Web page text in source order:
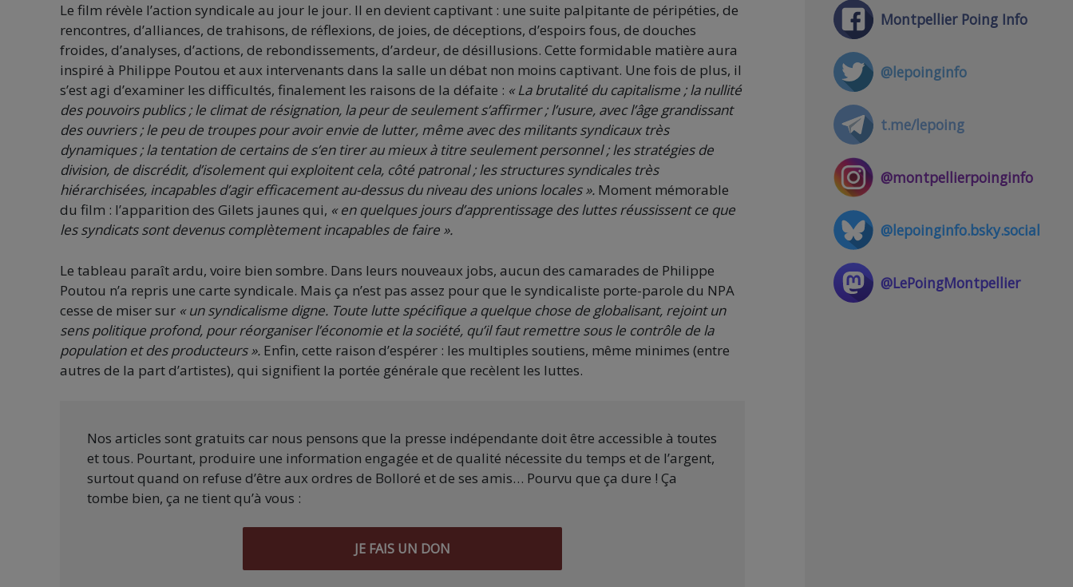
Le film révèle l’action syndicale au jour le jour. Il en devient captivant : une suite palpitante de péripéties, de
rencontres, d’alliances, de trahisons, de réflexions, de joies, de déceptions, d’espoirs fous, de douches
froides, d’analyses, d’actions, de rebondissements, d’ardeur, de désillusions. Cette formidable matière aura
inspiré à Philippe Poutou et aux intervenants dans la salle un débat non moins captivant. Une fois de plus, il
s’est agi d’examiner les difficultés, finalement les raisons de la défaite : « La brutalité du capitalisme ; la nullité
des pouvoirs publics ; le climat de résignation, la peur de seulement s’affirmer ; l’usure, avec l’âge grandissant
des ouvriers ; le peu de troupes pour avoir envie de lutter, même avec des militants syndicaux très
dynamiques ; la tentation de certains de s’en tirer au mieux à titre seulement personnel ; les stratégies de
division, de discrédit, d’isolement qui exploitent cela, côté patronal ; les structures syndicales très
hiérarchisées, incapables d’agir efficacement au-dessus du niveau des unions locales ». Moment mémorable
du film : l’apparition des Gilets jaunes qui, « en quelques jours d’apprentissage des luttes réussissent ce que
les syndicats sont devenus complètement incapables de faire ».
Le tableau paraît ardu, voire bien sombre. Dans leurs nouveaux jobs, aucun des camarades de Philippe
Poutou n’a repris une carte syndicale. Mais ça n’est pas assez pour que le syndicaliste porte-parole du NPA
cesse de miser sur « un syndicalisme digne. Toute lutte spécifique a quelque chose de globalisant, rejoint un
sens politique profond, pour réorganiser l’économie et la société, qu’il faut remettre sous le contrôle de la
population et des producteurs ». Enfin, cette raison d’espérer : les multiples soutiens, même minimes (entre
autres de la part d’artistes), qui signifient la portée générale que recèlent les luttes.
Nos articles sont gratuits car nous pensons que la presse indépendante doit être accessible à toutes
et tous. Pourtant, produire une information engagée et de qualité nécessite du temps et de l’argent,
surtout quand on refuse d’être aux ordres de Bolloré et de ses amis… Pourvu que ça dure ! Ça
tombe bien, ça ne tient qu’à vous :
JE FAIS UN DON
Montpellier Poing Info
@lepoinginfo
t.me/lepoing
@montpellierpoinginfo
@lepoinginfo.bsky.social
@LePoingMontpellier